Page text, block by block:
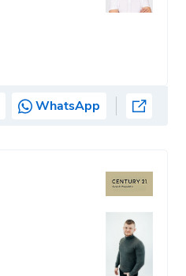
WhatsApp